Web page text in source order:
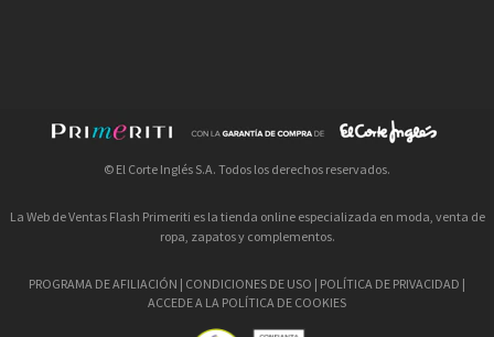
© El Corte Inglés S.A. Todos los derechos reservados.
La Web de Ventas Flash Primeriti es la tienda online especializada en moda, venta de
ropa, zapatos y complementos.
PROGRAMA DE AFILIACIÓN | CONDICIONES DE USO | POLÍTICA DE PRIVACIDAD |
ACCEDE A LA POLÍTICA DE COOKIES